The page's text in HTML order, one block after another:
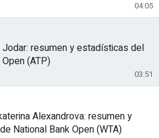
04:05
03:51
resumen y estadísticas del
(ATP)
Alexandrova: resumen y
National Bank Open (WTA)